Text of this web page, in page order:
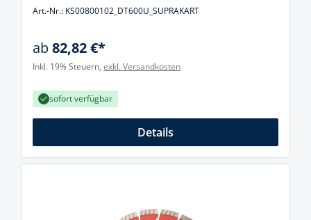
Art.-Nr.: KS00800102_DT600U_SUPRAKART
ab82,82 €*
Inkl. 19% Steuern, exkl. Versandkosten
sofort verfügbar
Details